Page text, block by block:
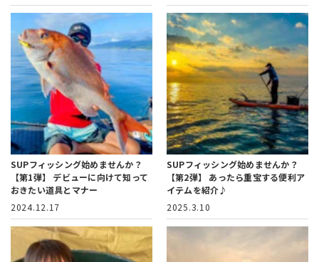
SUPフィッシング始めませんか？
【第1弾】 デビューに向けて知って
おきたい道具とマナー
2024.12.17
SUPフィッシング始めませんか？
【第2弾】 あったら重宝する便利ア
イテムを紹介♪
2025.3.10